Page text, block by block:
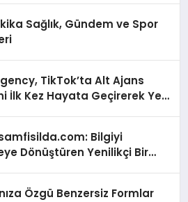
Sağlık, Gündem ve Spor
TikTok’ta Alt Ajans
İlk Kez Hayata Geçirerek Yeni
Bilgiyi
Dönüştüren Yenilikçi Bir
Özgü Benzersiz Formlar